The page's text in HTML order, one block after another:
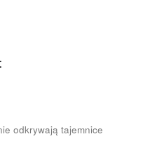
odkrywają tajemnice